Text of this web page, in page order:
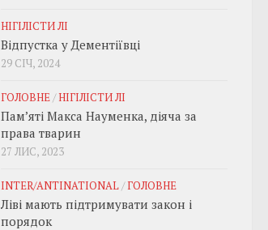
НІГІЛІСТИ ЛІ
Відпустка у Дементіївці
29 СІЧ, 2024
ГОЛОВНЕ/НІГІЛІСТИ ЛІ
Пам’яті Макса Науменка, діяча за
права тварин
27 ЛИС, 2023
INTER/ANTINATIONAL/ГОЛОВНЕ
Ліві мають підтримувати закон і
порядок